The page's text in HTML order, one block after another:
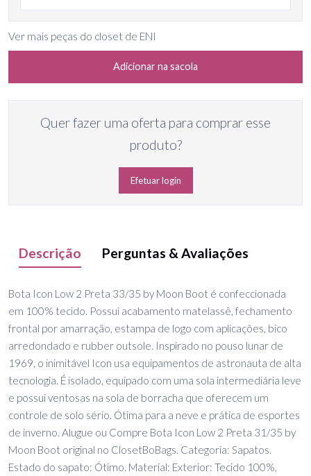
Ver mais peças do closet de ENI
Adicionar na sacola
Quer fazer uma oferta para comprar esse
produto?
Efetuar login
Descrição Perguntas & Avaliações
Bota Icon Low 2 Preta 33/35 by Moon Boot é confeccionada
em 100% tecido. Possui acabamento matelassê, fechamento
frontal por amarração, estampa de logo com aplicações, bico
arredondado e rubber outsole. Inspirado no pouso lunar de
1969, o inimitável Icon usa equipamentos de astronauta de alta
tecnologia. É isolado, equipado com uma sola intermediária leve
e possui ventosas na sola de borracha que oferecem um
controle de solo sério. Ótima para a neve e prática de esportes
de inverno. Alugue ou Compre Bota Icon Low 2 Preta 31/35 by
Moon Boot original no ClosetBoBags. Categoria: Sapatos.
Estado do sapato: Ótimo. Material: Exterior: Tecido 100%,